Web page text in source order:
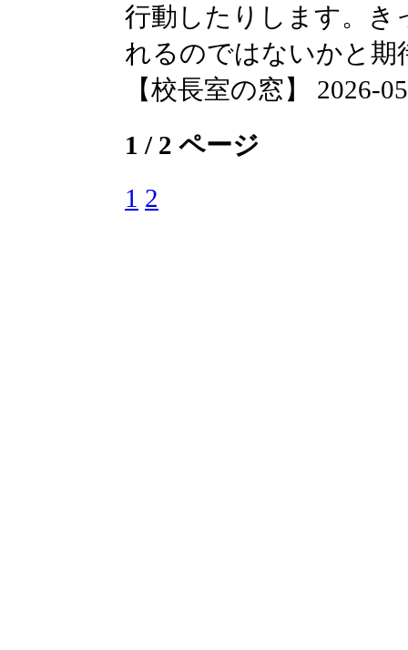
行動したりします。き
れるのではないかと期
【校長室の窓】 2026-
1 / 2 ページ
1 2